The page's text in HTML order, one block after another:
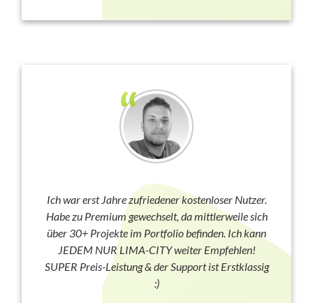
Ich war erst Jahre zufriedener kostenloser Nutzer.
Habe zu Premium gewechselt, da mittlerweile sich
über 30+ Projekte im Portfolio befinden. Ich kann
JEDEM NUR LIMA-CITY weiter Empfehlen!
SUPER Preis-Leistung & der Support ist Erstklassig
:)